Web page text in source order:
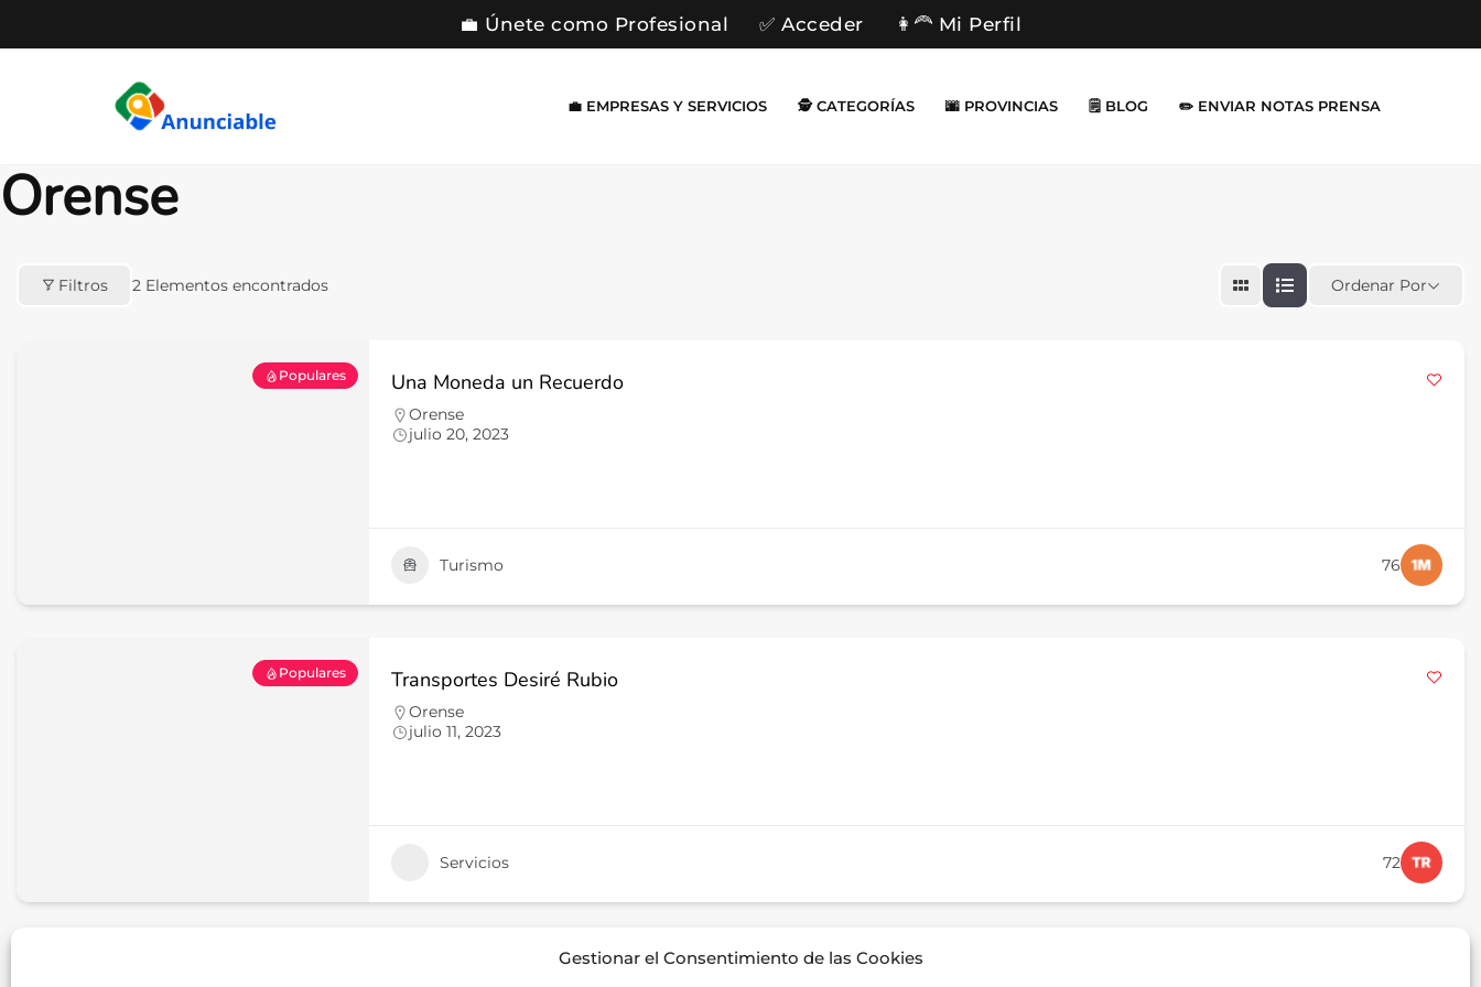
Gestionar el Consentimiento de las Cookies
💼 Únete como Profesional ✅ Acceder 👩‍🦰 Mi Perfil
💼 EMPRESAS Y SERVICIOS 🕵️ CATEGORÍAS 🌆 PROVINCIAS 🗒️ BLOG ✏️ ENVIAR NOTAS PRENSA
Orense
Filtros 2 Elementos encontrados Ordenar Por
Populares Una Moneda un Recuerdo
Orense
julio 20, 2023
Turismo 76
Populares Transportes Desiré Rubio
Orense
julio 11, 2023
Servicios 72